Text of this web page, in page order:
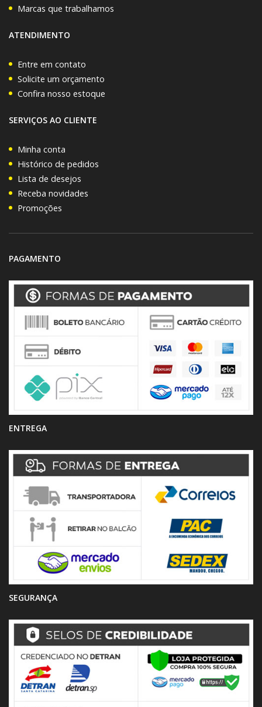
Marcas que trabalhamos
ATENDIMENTO
Entre em contato
Solicite um orçamento
Confira nosso estoque
SERVIÇOS AO CLIENTE
Minha conta
Histórico de pedidos
Lista de desejos
Receba novidades
Promoções
PAGAMENTO
ENTREGA
SEGURANÇA